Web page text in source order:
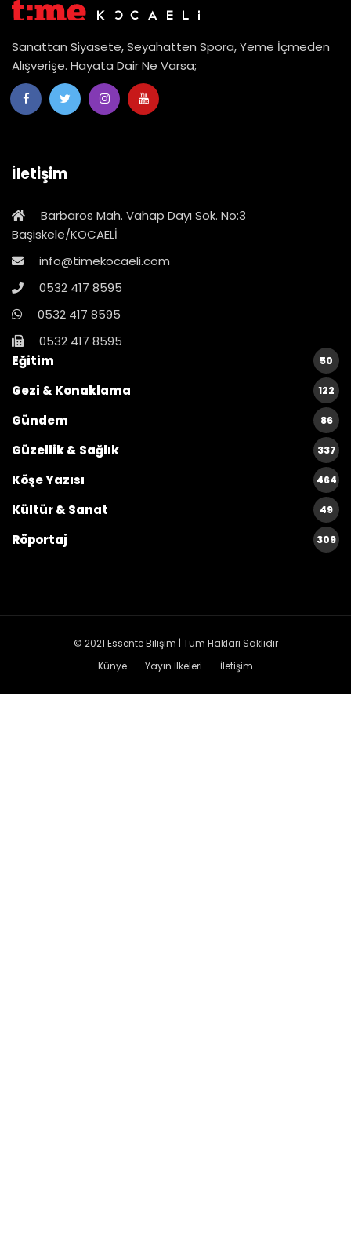
Sanattan Siyasete, Seyahatten Spora, Yeme İçmeden
Alışverişe. Hayata Dair Ne Varsa;
İletişim
Barbaros Mah. Vahap Dayı Sok. No:3
Başiskele/KOCAELİ
info@timekocaeli.com
0532 417 8595
0532 417 8595
0532 417 8595
Eğitim
50
Gezi & Konaklama 122
Gündem 86
Güzellik & Sağlık 337
Köşe Yazısı 464
Kültür & Sanat 49
Röportaj 309
© 2021 Essente Bilişim | Tüm Hakları Saklıdır
Künye
Yayın İlkeleri İletişim